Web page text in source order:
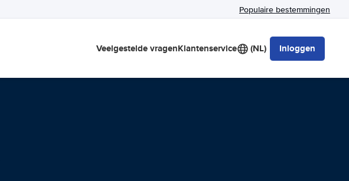
Populaire bestemmingen
Veelgestelde vragenKlantenservice (NL) Inloggen